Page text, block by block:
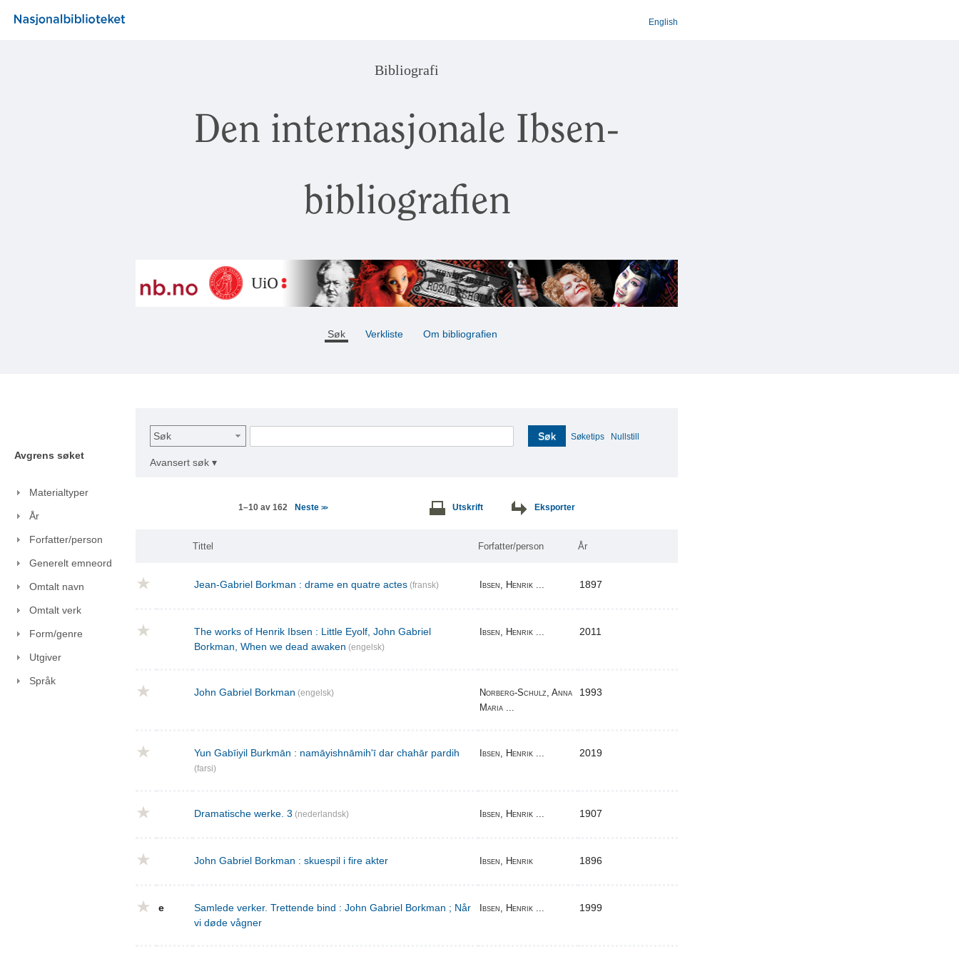
English
Bibliografi
Den internasjonale Ibsen-
bibliografien
Søk Verkliste Om bibliografien
Avgrens søket
Materialtyper
År
Forfatter/person
Generelt emneord
Omtalt navn
Omtalt verk
Form/genre
Utgiver
Språk
Søk Søk Søketips Nullstill
Avansert søk ▾
1–10 av 162 Neste >> Utskrift Eksporter
Tittel Forfatter/person År
Jean-Gabriel Borkman : drame en quatre actes (fransk) Ibsen, Henrik ... 1897
The works of Henrik Ibsen : Little Eyolf, John Gabriel
Borkman, When we dead awaken (engelsk)
Ibsen, Henrik ... 2011
John Gabriel Borkman (engelsk)
Norberg-Schulz, Anna
Maria ...
1993
Yun Gabīiyil Burkmān : namāyishnāmihʹī dar chahār pardih
(farsi)
Ibsen, Henrik ... 2019
Dramatische werke. 3 (nederlandsk) Ibsen, Henrik ... 1907
John Gabriel Borkman : skuespil i fire akter Ibsen, Henrik 1896
e
Samlede verker. Trettende bind : John Gabriel Borkman ; Når
vi døde vågner
Ibsen, Henrik ... 1999